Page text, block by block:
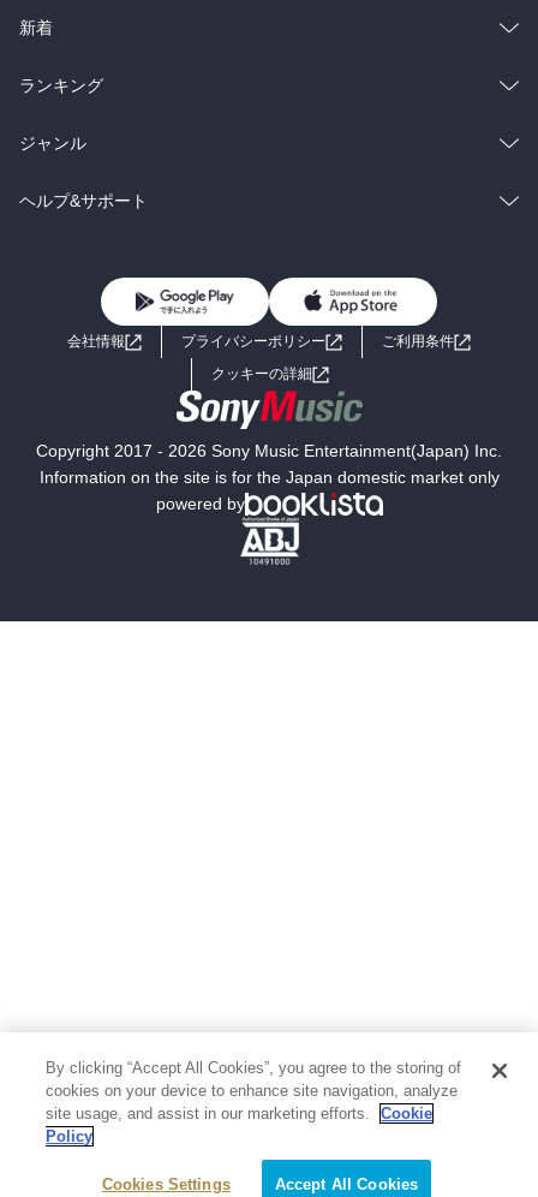
ラノベ
雑誌・グラビア
BL・TL
総合
ラノベ
雑誌・グラビア
BL・TL
新着
総合
ラノベ
雑誌・グラビア
ランキング
総合
ラノベ
ジャンル
コミック
ライトノベル 男子向けラノベ
小説
海外小説
ミステリー SF
文学
芸術・アート 映画・音楽・演劇
写真集 教養
医学・福祉
ヘルプ&サポート
よくあるご質問 お問い合わせ
会社情報 プライバシーポリシー
ご利用条件
クッキーの詳細
Copyright 2017 - 2026 Sony Music Entertainment(Japan) Inc.
Information on the site is for the Japan domestic market only
powered by
By clicking “Accept All Cookies”, you agree to the storing of
cookies on your device to enhance site navigation, analyze
site usage, and assist in our marketing efforts.
Cookie
Policy
Cookies Settings Accept All Cookies